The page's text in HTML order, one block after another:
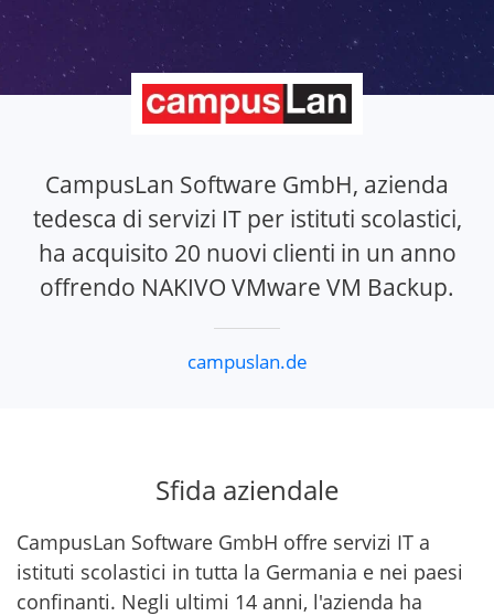
CampusLan Software GmbH, azienda
tedesca di servizi IT per istituti scolastici,
ha acquisito 20 nuovi clienti in un anno
offrendo NAKIVO VMware VM Backup.
campuslan.de
Sfida aziendale
CampusLan Software GmbH offre servizi IT a
istituti scolastici in tutta la Germania e nei paesi
confinanti. Negli ultimi 14 anni, l'azienda ha